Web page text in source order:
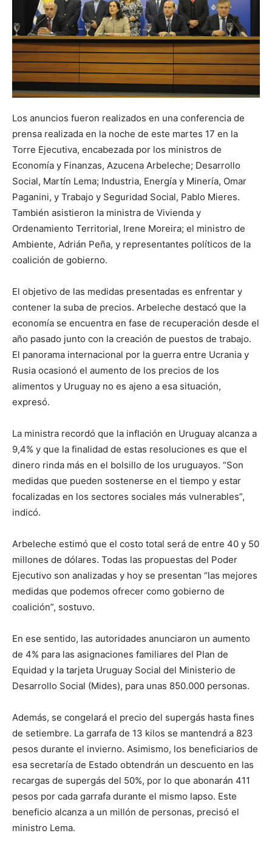
Los anuncios fueron realizados en una conferencia de
prensa realizada en la noche de este martes 17 en la
Torre Ejecutiva, encabezada por los ministros de
Economía y Finanzas, Azucena Arbeleche; Desarrollo
Social, Martín Lema; Industria, Energía y Minería, Omar
Paganini, y Trabajo y Seguridad Social, Pablo Mieres.
También asistieron la ministra de Vivienda y
Ordenamiento Territorial, Irene Moreira; el ministro de
Ambiente, Adrián Peña, y representantes políticos de la
coalición de gobierno.
El objetivo de las medidas presentadas es enfrentar y
contener la suba de precios. Arbeleche destacó que la
economía se encuentra en fase de recuperación desde el
año pasado junto con la creación de puestos de trabajo.
El panorama internacional por la guerra entre Ucrania y
Rusia ocasionó el aumento de los precios de los
alimentos y Uruguay no es ajeno a esa situación,
expresó.
La ministra recordó que la inflación en Uruguay alcanza a
9,4% y que la finalidad de estas resoluciones es que el
dinero rinda más en el bolsillo de los uruguayos. “Son
medidas que pueden sostenerse en el tiempo y estar
focalizadas en los sectores sociales más vulnerables”,
indicó.
Arbeleche estimó que el costo total será de entre 40 y 50
millones de dólares. Todas las propuestas del Poder
Ejecutivo son analizadas y hoy se presentan “las mejores
medidas que podemos ofrecer como gobierno de
coalición”, sostuvo.
En ese sentido, las autoridades anunciaron un aumento
de 4% para las asignaciones familiares del Plan de
Equidad y la tarjeta Uruguay Social del Ministerio de
Desarrollo Social (Mides), para unas 850.000 personas.
Además, se congelará el precio del supergás hasta fines
de setiembre. La garrafa de 13 kilos se mantendrá a 823
pesos durante el invierno. Asimismo, los beneficiarios de
esa secretaría de Estado obtendrán un descuento en las
recargas de supergás del 50%, por lo que abonarán 411
pesos por cada garrafa durante el mismo lapso. Este
beneficio alcanza a un millón de personas, precisó el
ministro Lema.